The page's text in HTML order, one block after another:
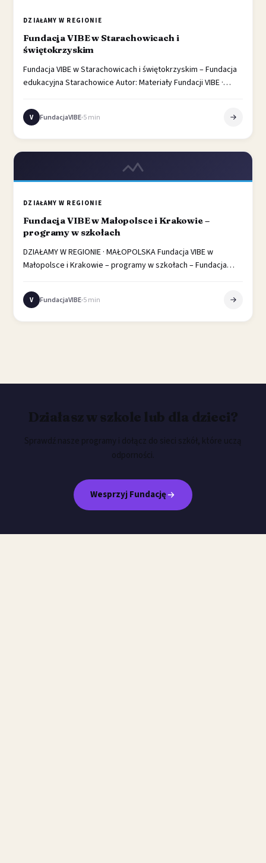
DZIAŁAMY W REGIONIE
Fundacja VIBE w Starachowicach i
świętokrzyskim
Fundacja VIBE w Starachowicach i świętokrzyskim – Fundacja
edukacyjna Starachowice Autor: Materiały Fundacji VIBE ·
świętokrzyskie…
V FundacjaVIBE 5 min
DZIAŁAMY W REGIONIE
Fundacja VIBE w Małopolsce i Krakowie –
programy w szkołach
DZIAŁAMY W REGIONIE · MAŁOPOLSKA Fundacja VIBE w
Małopolsce i Krakowie – programy w szkołach – Fundacja
V FundacjaVIBE 5 min
Działasz w szkole lub dla dzieci?
Sprawdź nasze programy i dołącz do sieci szkół, które uczą
odporności.
Wesprzyj Fundację